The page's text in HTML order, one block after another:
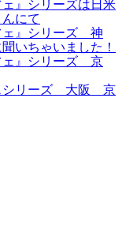
』シリーズは日米
にて
ェ』シリーズ 神
いちゃいました！
ェ』シリーズ 京
シリーズ 大阪 京